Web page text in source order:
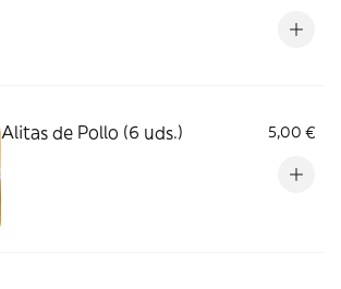
Alitas de Pollo (6 uds.) 5,00 €